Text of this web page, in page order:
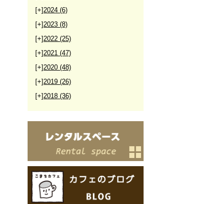
[+]2024(6)
[+]2023(8)
[+]2022(25)
[+]2021(47)
[+]2020(48)
[+]2019(26)
[+]2018(36)